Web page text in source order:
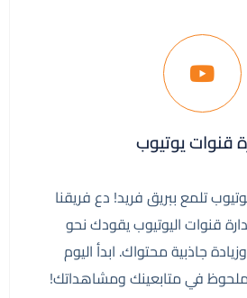
قنوات يوتيوب
تلمع ببريق فريد! دع فريقنا
قنوات اليوتيوب يقودك نحو
جاذبية محتواك. ابدأ اليوم
في متابعينك ومشاهداتك!